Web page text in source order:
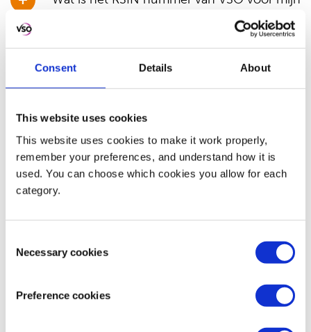
Consent Details About
This website uses cookies
This website uses cookies to make it work properly,
remember your preferences, and understand how it is
used. You can choose which cookies you allow for each
category.
Selection
Necessary cookies
Preference cookies
Wat verdient de directeur van VSO?
Kan ik vrijwilligerswerk doen in het
Kan ik als student stage lopen of onderzoek
doen bij VSO-projecten in het buitenland?
Waar kan ik terecht met een klacht of
compliment?